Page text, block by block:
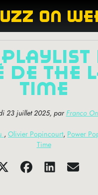
buzz on
de the
time
23 juillet 2025, parFranco
, Olivier Popincourt, Power
Time